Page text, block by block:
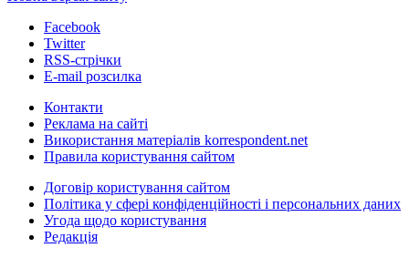
Facebook
Twitter
RSS-стрічки
E-mail розсилка
Контакти
Реклама на сайті
Використання матеріалів korrespondent.net
Правила користування сайтом
Договір користування сайтом
Політика у сфері конфіденційності і персональних даних
Угода щодо користування
Редакція